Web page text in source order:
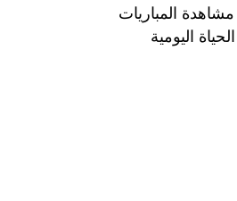
المباريات
اليومية